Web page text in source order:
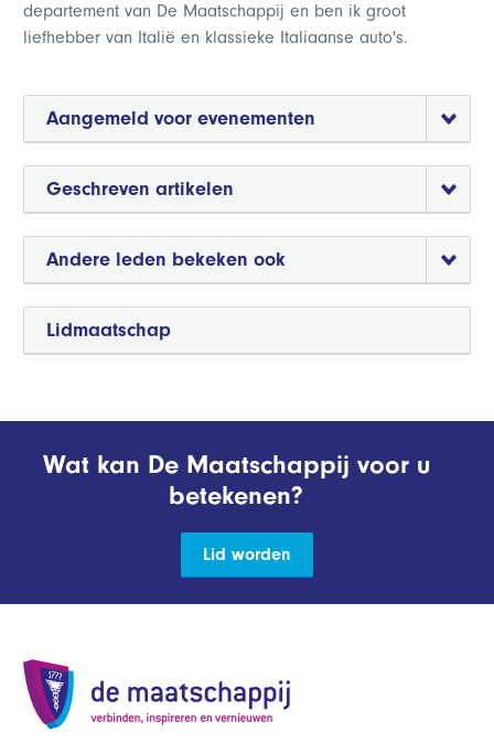
Lidmaatschap
departement van De Maatschappij en ben ik groot
liefhebber van Italië en klassieke Italiaanse auto's.
Aangemeld voor evenementen
Geschreven artikelen
Andere leden bekeken ook
Wat kan De Maatschappij voor u
betekenen?
Lid worden